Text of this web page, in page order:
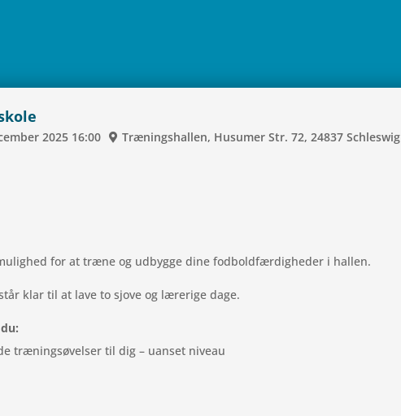
2025 16:00 Træ­nings­hal­len, Husu­mer Str. 72, 24837 Sch­leswig
for at træne og udbygge dine fod­bold­fær­dig­he­der i hallen.
klar til at lave to sjove og lære­rige dage.
træ­nings­ø­vel­ser til dig – uanset niveau